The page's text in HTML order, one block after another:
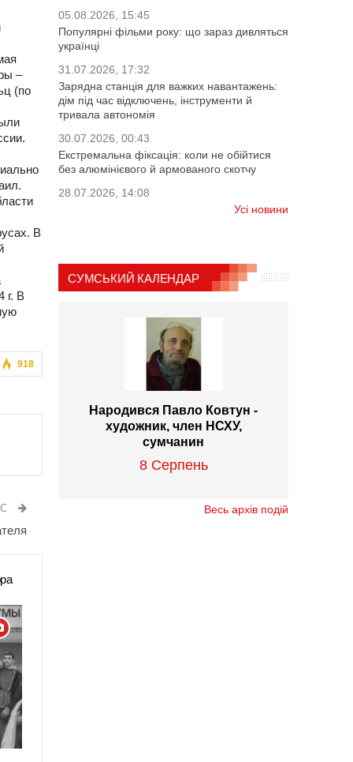
–
(по
В
г. В
918
05.08.2026, 15:45
Популярні фільми року: що зараз дивляться
українці
31.07.2026, 17:32
Зарядна станція для важких навантажень:
дім під час відключень, інструменти й
тривала автономія
30.07.2026, 00:43
Екстремальна фіксація: коли не обійтися
без алюмінієвого й армованого скотчу
28.07.2026, 14:08
Усі новини
СУМСЬКИЙ КАЛЕНДАР
Народився Павло Ковтун -
художник, член НСХУ,
сумчанин
8 Серпень
Весь архів подій